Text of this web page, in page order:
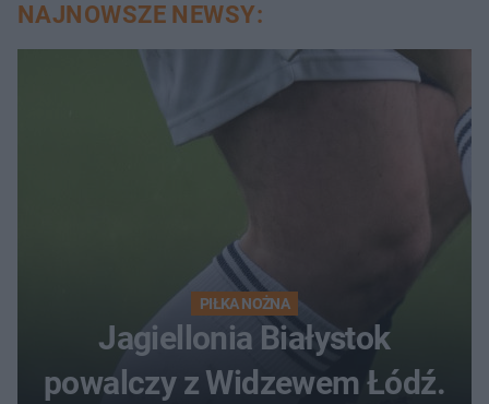
NAJNOWSZE NEWSY:
PIŁKA NOŻNA
Jagiellonia Białystok
powalczy z Widzewem Łódź.